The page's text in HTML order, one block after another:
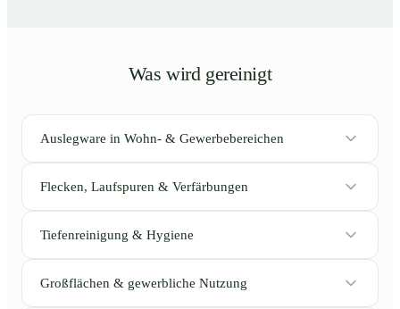
Was wird gereinigt
Auslegware in Wohn- & Gewerbebereichen
Flecken, Laufspuren & Verfärbungen
Tiefenreinigung & Hygiene
Großflächen & gewerbliche Nutzung